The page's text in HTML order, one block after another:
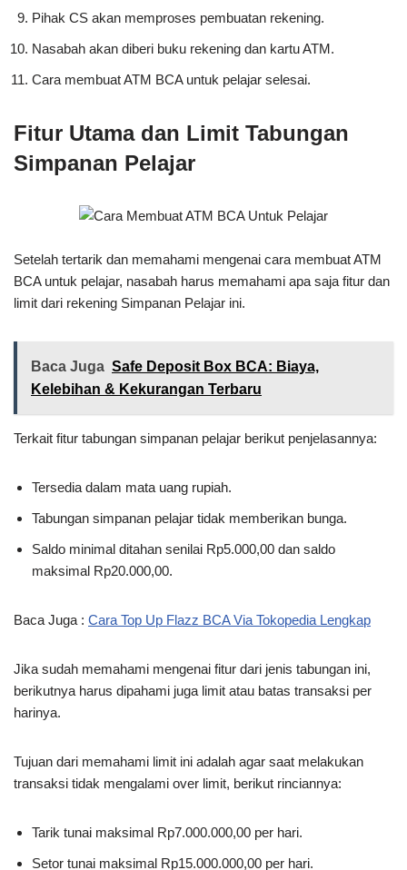
Pihak CS akan memproses pembuatan rekening.
Nasabah akan diberi buku rekening dan kartu ATM.
Cara membuat ATM BCA untuk pelajar selesai.
Fitur Utama dan Limit Tabungan
Simpanan Pelajar
Setelah tertarik dan memahami mengenai cara membuat ATM
BCA untuk pelajar, nasabah harus memahami apa saja fitur dan
limit dari rekening Simpanan Pelajar ini.
Baca Juga Safe Deposit Box BCA: Biaya,
Kelebihan & Kekurangan Terbaru
Terkait fitur tabungan simpanan pelajar berikut penjelasannya:
Tersedia dalam mata uang rupiah.
Tabungan simpanan pelajar tidak memberikan bunga.
Saldo minimal ditahan senilai Rp5.000,00 dan saldo
maksimal Rp20.000,00.
Baca Juga : Cara Top Up Flazz BCA Via Tokopedia Lengkap
Jika sudah memahami mengenai fitur dari jenis tabungan ini,
berikutnya harus dipahami juga limit atau batas transaksi per
harinya.
Tujuan dari memahami limit ini adalah agar saat melakukan
transaksi tidak mengalami over limit, berikut rinciannya:
Tarik tunai maksimal Rp7.000.000,00 per hari.
Setor tunai maksimal Rp15.000.000,00 per hari.